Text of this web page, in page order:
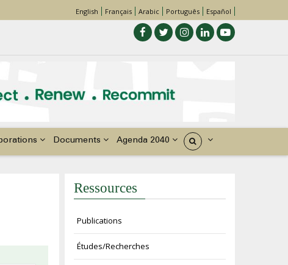
English Français Arabic Português Español
Documents Agenda 2040 États
Ressources
Publications
Études/Recherches